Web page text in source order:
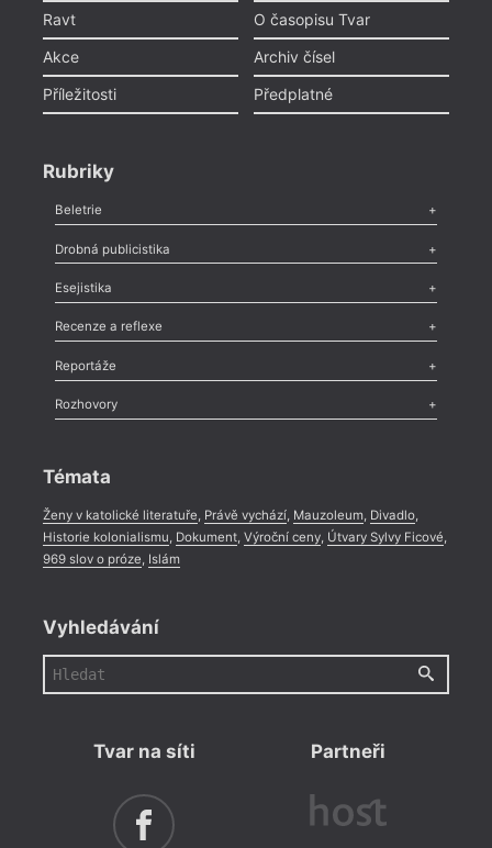
Ravt
Akce
Příležitosti
O časopisu Tvar
Archiv čísel
Předplatné
Rubriky
Beletrie
Poezie,Próza,Dokumenty
Drobná publicistika
Odlesk
Nekrolog,Glosa,Sloupek,Pozvánka,Literární soutěž,
Esejistika
Esej ,Pádlo,Úvaha
Recenze a reflexe
Recenze
Méně slov o próze,Celá rubrika
Reportáže
Literární zítřky
Celá rubrika
Rozhovory
Témata
Ženy v katolické literatuře, Právě vychází, Mauzoleum, Divadlo,
Historie kolonialismu, Dokument, Výroční ceny, Útvary Sylvy Ficové,
969 slov o próze, Islám
Vyhledávání
Tvar na síti Partneři